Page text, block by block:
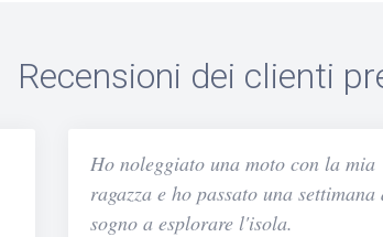
Recensioni dei clienti
Ho noleggiato una moto con la mia
ragazza e ho passato una settimana
sogno a esplorare l'isola.